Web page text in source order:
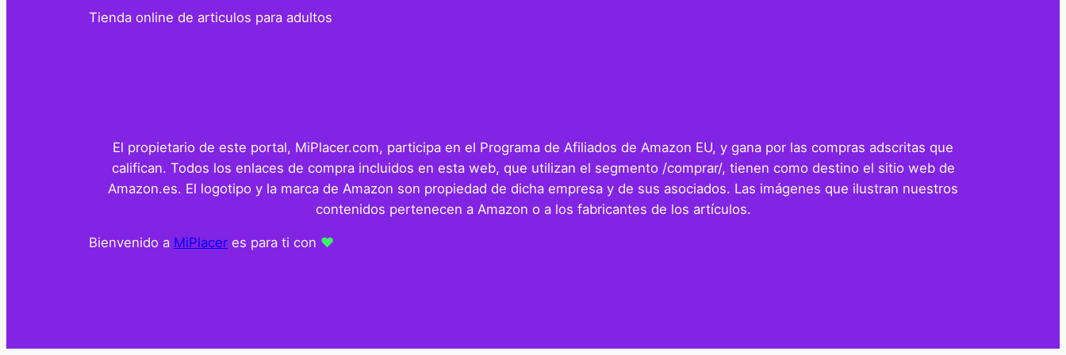
Tienda online de articulos para adultos
El propietario de este portal, MiPlacer.com, participa en el Programa de Afiliados de Amazon EU, y gana por las compras adscritas que
califican. Todos los enlaces de compra incluidos en esta web, que utilizan el segmento /comprar/, tienen como destino el sitio web de
Amazon.es. El logotipo y la marca de Amazon son propiedad de dicha empresa y de sus asociados. Las imágenes que ilustran nuestros
contenidos pertenecen a Amazon o a los fabricantes de los artículos.
Bienvenido a MiPlacer es para ti con ❤